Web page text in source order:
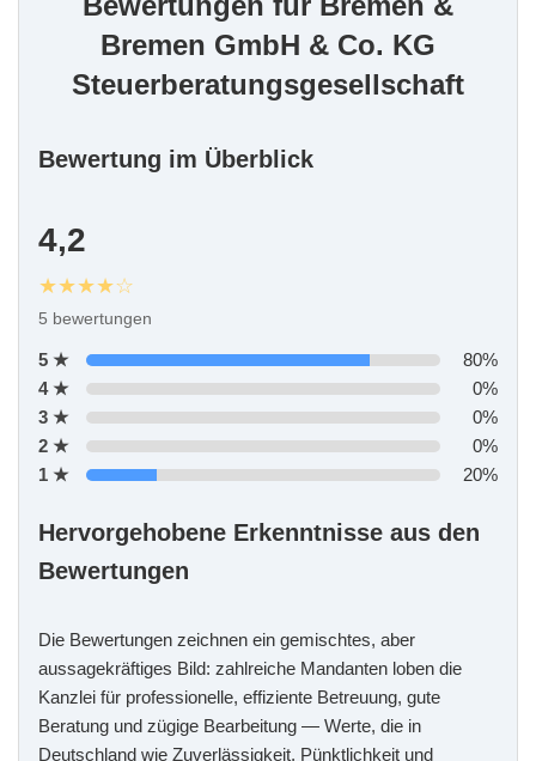
Bremen GmbH & Co. KG
Steuerberatungsgesellschaft
Bewertung im Überblick
4,2
★★★★☆
5 bewertungen
5 ★
80%
4 ★
0%
3 ★
0%
2 ★
0%
1 ★
20%
Hervorgehobene Erkenntnisse aus den
Bewertungen
Die Bewertungen zeichnen ein gemischtes, aber
aussagekräftiges Bild: zahlreiche Mandanten loben die
Kanzlei für professionelle, effiziente Betreuung, gute
Beratung und zügige Bearbeitung — Werte, die in
Deutschland wie Zuverlässigkeit, Pünktlichkeit und